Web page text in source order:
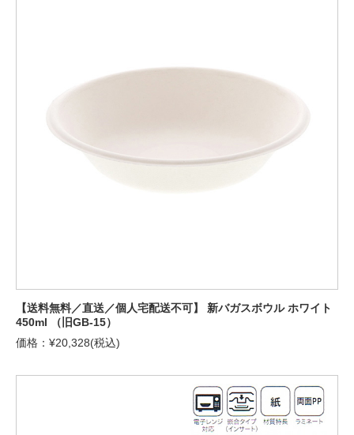
【送料無料／直送／個人宅配送不可】 新バガスボウル ホワイト
450ml （旧GB-15）
価格：¥20,328(税込)